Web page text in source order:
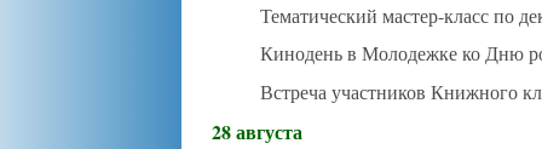
Тематический мастер-класс по
Кинодень в Молодежке ко Дню
Встреча участников Книжного
28 августа